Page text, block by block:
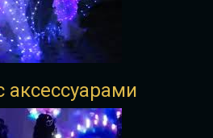
аксессуарами